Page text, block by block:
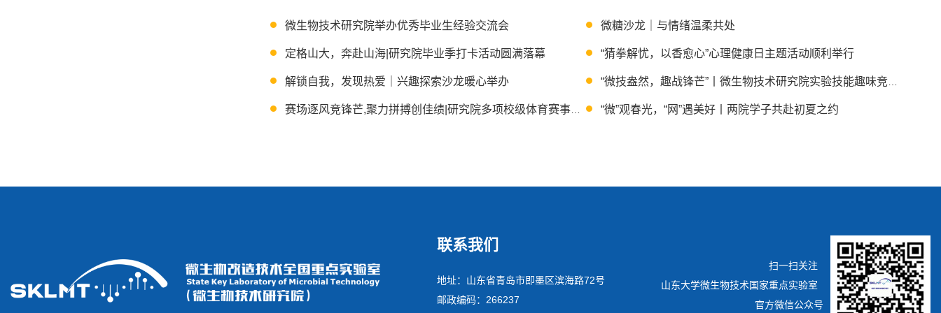
微生物技术研究院举办优秀毕业生经验交流会 微糖沙龙｜与情绪温柔共处
定格山大，奔赴山海|研究院毕业季打卡活动圆满落幕 “猜拳解忧，以香愈心”心理健康日主题活动顺利举行
解锁自我，发现热爱｜兴趣探索沙龙暖心举办
“微”观春光，“网”遇美好丨两院学子共赴初夏之约
联系我们
地址：山东省青岛市即墨区滨海路72号
邮政编码：266237
扫一扫关注
山东大学微生物技术国家重点实验室
官方微信公众号